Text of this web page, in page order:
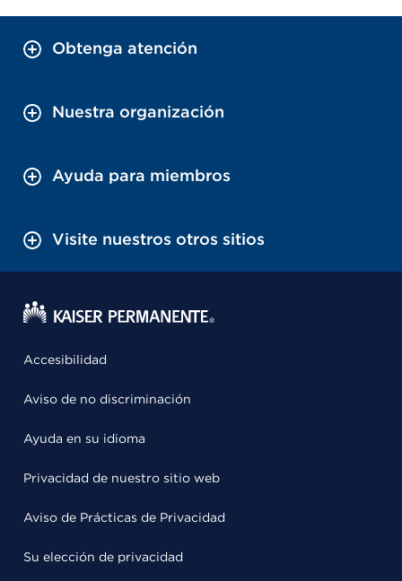
Obtenga atención
Nuestra organización
Ayuda para miembros
Visite nuestros otros sitios
Accesibilidad
Aviso de no discriminación
Ayuda en su idioma
Privacidad de nuestro sitio web
Aviso de Prácticas de Privacidad
Su elección de privacidad